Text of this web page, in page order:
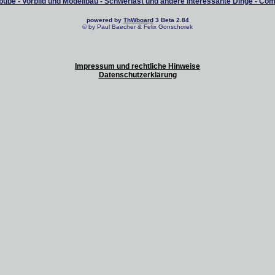
powered by ThWboard3 Beta 2.84
© by Paul Baecher & Felix Gonschorek
Impressum und rechtliche Hinweise
Datenschutzerklärung